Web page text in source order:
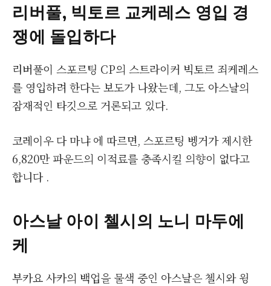
리버풀, 빅토르 교케레스 영입 경
쟁에 돌입하다
리버풀이 스포르팅 CP의 스트라이커 빅토르 죄케레스
를 영입하려 한다는 보도가 나왔는데, 그도 아스날의
잠재적인 타깃으로 거론되고 있다.
코레이우 다 마냐 에 따르면, 스포르팅 벵거가 제시한
6,820만 파운드의 이적료를 충족시킬 의향이 없다고
합니다 .
아스날 아이 첼시의 노니 마두에
케
부카요 사카의 백업을 물색 중인 아스날은 첼시와 윙